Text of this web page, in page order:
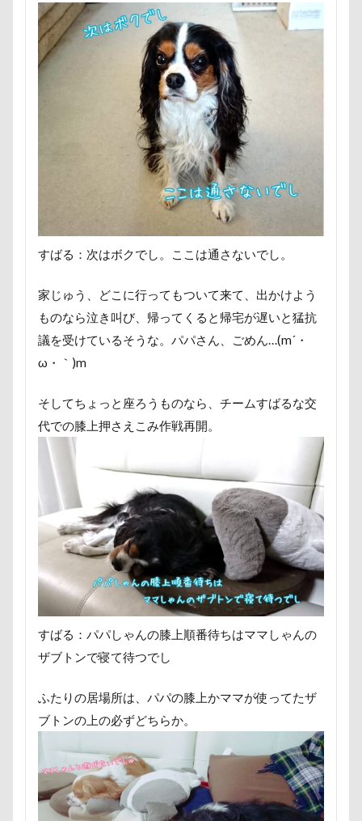
すばる：次はボクでし。ここは通さないでし。
家じゅう、どこに行ってもついて来て、出かけよう
ものなら泣き叫び、帰ってくると帰宅が遅いと猛抗
議を受けているそうな。パパさん、ごめん…(m´・
ω・｀)m
そしてちょっと座ろうものなら、チームすばるな交
代での膝上押さえこみ作戦再開。
すばる：パパしゃんの膝上順番待ちはママしゃんの
ザブトンで寝て待つでし
ふたりの居場所は、パパの膝上かママが使ってたザ
ブトンの上の必ずどちらか。
ミレちゃん
ミルクちゃん
ミルキーちゃん
ミラーレス一眼レフ
ミラちゃん
マンスリーフォト
リカちゃん
ラガーシャツ風ニット
ラヴィちゃん
ランキング
ラリーくん
ララちゃん
ラディちゃん
ラッキーちゃん
ライラちゃん
モネちゃん
ライムくん
ライクくん
ヨーゼフくん
ヨギボー
ユウくん
モンブラン モモちゃん
常磐道
店舗限定色
フォトコンテスト
芝桜
苺ちゃん
英国淑女
芦田愛菜
舐め舐め
茂来山
舎人公園ドッグラン
舎人公園
自業自得
脱出
茂原市
茨城県
胡桃ちゃん
葵央（あお）くん
蛇口
蘭ちゃん
藤田りか子 薔薇
蕨駅
蕎麦屋
蕎麦 蓼科 茶花茶花
蓮田市
葛飾区
茶太郎くん 葉っぱ
落とし物
萌華ちゃん
萌ちゃん 菜の花
草津温泉
草津国際スキー場
草加市
茶屋
胸の飾り毛
育成
節分
筑西市 等身大ガンダム
空腹
移動中
称名滝
秩父 福袋
神社
神奈川県
砺波市 破壊王
粗相
紅ズワイガニ
肘掛けスタイル